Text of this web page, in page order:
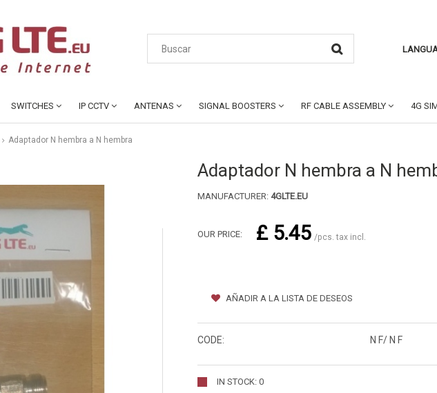
SWITCHES IP CCTV ANTENAS SIGNAL BOOSTERS RF CABLE ASSEMBLY 4G
Adaptador N hembra a N hembra
Adaptador N hembra a N
MANUFACTURER: 4GLTE.EU
OUR PRICE: £ 5.45 /pcs. tax incl.
AÑADIR A LA LISTA DE DESEOS
CODE: N F/ N F
IN STOCK: 0